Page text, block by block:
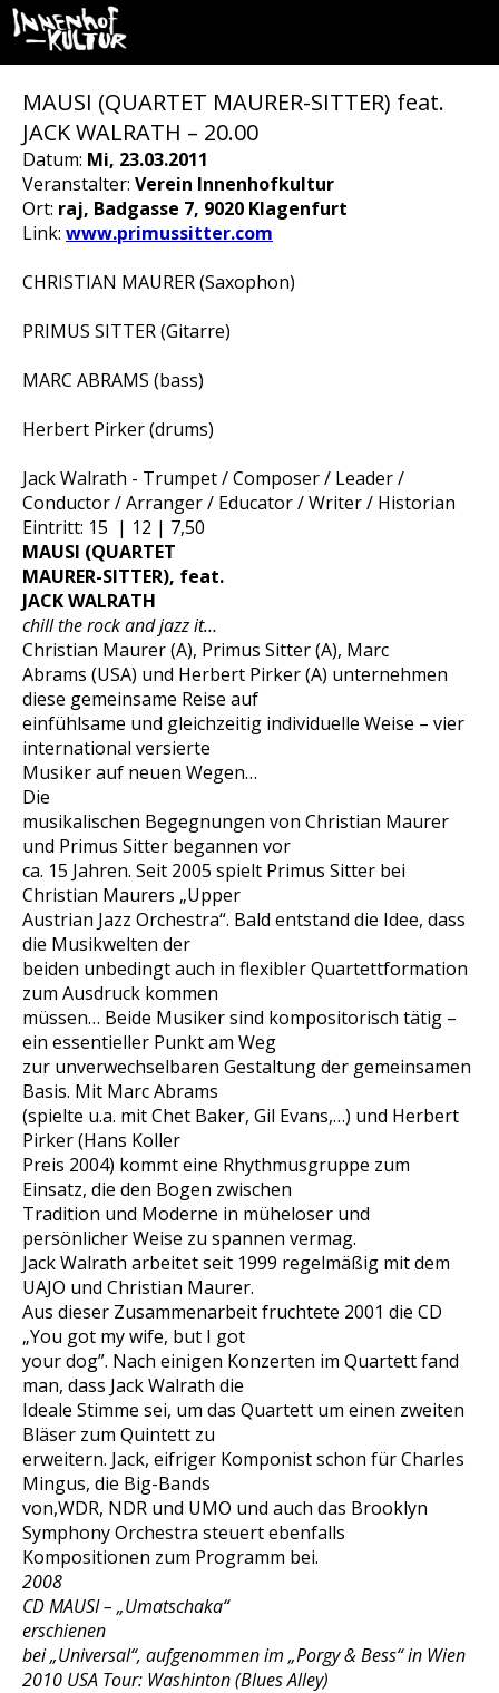
MAUSI (QUARTET MAURER-SITTER) feat.
JACK WALRATH – 20.00
Datum: Mi, 23.03.2011
Veranstalter: Verein Innenhofkultur
Ort: raj, Badgasse 7, 9020 Klagenfurt
Link: www.primussitter.com
CHRISTIAN MAURER (Saxophon)
PRIMUS SITTER (Gitarre)
MARC ABRAMS (bass)
Herbert Pirker (drums)
Jack Walrath - Trumpet / Composer / Leader /
Conductor / Arranger / Educator / Writer / Historian
Eintritt: 15 | 12 | 7,50
MAUSI (QUARTET
MAURER-SITTER), feat.
JACK WALRATH
chill the rock and jazz it…
Christian Maurer (A), Primus Sitter (A), Marc
Abrams (USA) und Herbert Pirker (A) unternehmen
diese gemeinsame Reise auf
einfühlsame und gleichzeitig individuelle Weise – vier
international versierte
Musiker auf neuen Wegen…
Die
musikalischen Begegnungen von Christian Maurer
und Primus Sitter begannen vor
ca. 15 Jahren. Seit 2005 spielt Primus Sitter bei
Christian Maurers „Upper
Austrian Jazz Orchestra“. Bald entstand die Idee, dass
die Musikwelten der
beiden unbedingt auch in flexibler Quartettformation
zum Ausdruck kommen
müssen… Beide Musiker sind kompositorisch tätig –
ein essentieller Punkt am Weg
zur unverwechselbaren Gestaltung der gemeinsamen
Basis. Mit Marc Abrams
(spielte u.a. mit Chet Baker, Gil Evans,…) und Herbert
Pirker (Hans Koller
Preis 2004) kommt eine Rhythmusgruppe zum
Einsatz, die den Bogen zwischen
Tradition und Moderne in müheloser und
persönlicher Weise zu spannen vermag.
Jack Walrath arbeitet seit 1999 regelmäßig mit dem
UAJO und Christian Maurer.
Aus dieser Zusammenarbeit fruchtete 2001 die CD
„You got my wife, but I got
your dog”. Nach einigen Konzerten im Quartett fand
man, dass Jack Walrath die
Ideale Stimme sei, um das Quartett um einen zweiten
Bläser zum Quintett zu
erweitern. Jack, eifriger Komponist schon für Charles
Mingus, die Big-Bands
von,WDR, NDR und UMO und auch das Brooklyn
Symphony Orchestra steuert ebenfalls
Kompositionen zum Programm bei.
2008
CD MAUSI – „Umatschaka“
erschienen
bei „Universal“, aufgenommen im „Porgy & Bess“ in Wien
2010 USA Tour: Washinton (Blues Alley)